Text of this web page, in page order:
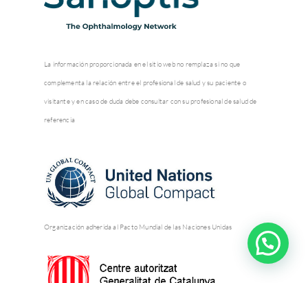
La información proporcionada en el sitio web no remplaza si no que
complementa la relación entre el profesional de salud y su paciente o
visitante y en caso de duda debe consultar con su profesional de salud de
referencia
Organización adherida al Pacto Mundial de las Naciones Unidas